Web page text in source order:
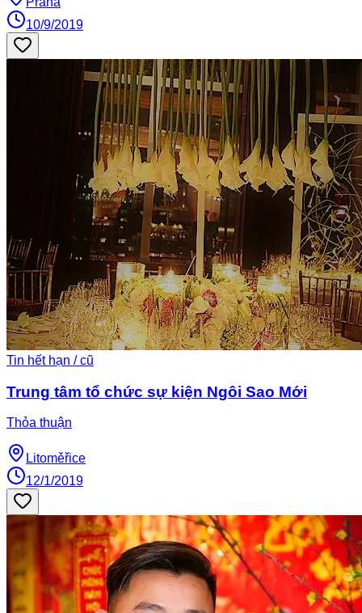
10/9/2019
Tin hết hạn / cũ
Trung tâm tổ chức sự kiện Ngôi Sao Mới
Thỏa thuận
Litoměřice
12/1/2019